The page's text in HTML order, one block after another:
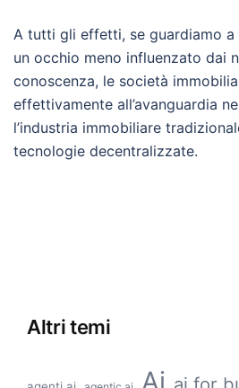
A tutti gli effetti, se guardiamo a
un occhio meno influenzato dai
conoscenza, le società
effettivamente all’avanguardia
l’industria immobiliare
tecnologie decentralizzate.
Altri temi
Ai